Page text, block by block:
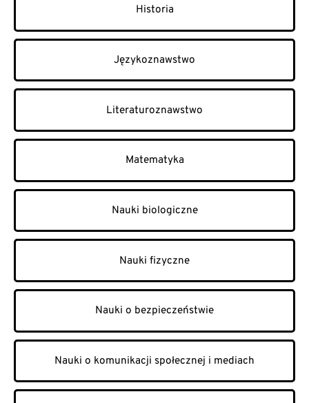
Historia
Językoznawstwo
Literaturoznawstwo
Matematyka
Nauki biologiczne
Nauki fizyczne
Nauki o bezpieczeństwie
Nauki o komunikacji społecznej i mediach